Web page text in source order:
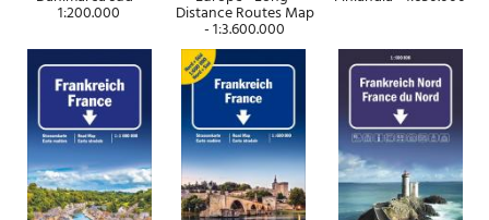
1:200.000 Distance Routes Map
- 1:3.600.000